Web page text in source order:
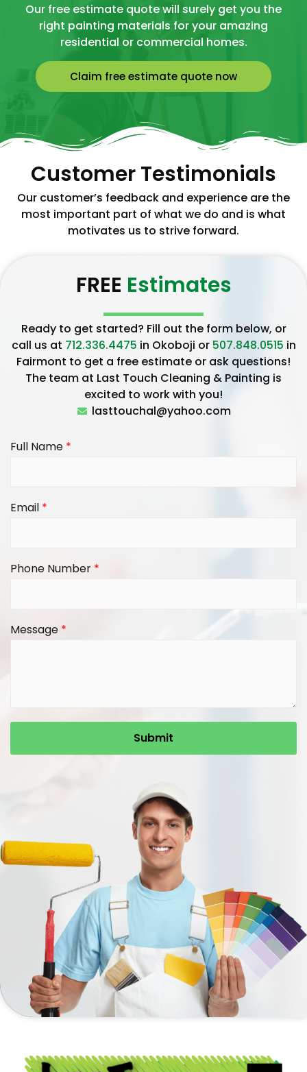
Our free estimate quote will surely get you the
right painting materials for your amazing
residential or commercial homes.
Claim free estimate quote now
Customer Testimonials
Our customer’s feedback and experience are the
most important part of what we do and is what
motivates us to strive forward.
FREE Estimates
Ready to get started? Fill out the form below, or
call us at 712.336.4475 in Okoboji or 507.848.0515 in
Fairmont to get a free estimate or ask questions!
The team at Last Touch Cleaning & Painting is
excited to work with you!
lasttouchal@yahoo.com
Full Name *
Email *
Phone Number *
Message *
Submit